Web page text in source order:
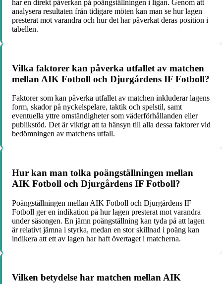
har en direkt påverkan på poängställningen i ligan. Genom att
analysera resultaten från tidigare möten kan man se hur lagen
presterat mot varandra och hur det har påverkat deras position i
tabellen.
Vilka faktorer kan påverka utfallet av matchen
mellan AIK Fotboll och Djurgårdens IF Fotboll?
Faktorer som kan påverka utfallet av matchen inkluderar lagens
form, skador på nyckelspelare, taktik och spelstil, samt
eventuella yttre omständigheter som väderförhållanden eller
publikstöd. Det är viktigt att ta hänsyn till alla dessa faktorer vid
bedömningen av matchens utfall.
Hur kan man tolka poängställningen mellan
AIK Fotboll och Djurgårdens IF Fotboll?
Poängställningen mellan AIK Fotboll och Djurgårdens IF
Fotboll ger en indikation på hur lagen presterat mot varandra
under säsongen. En jämn poängställning kan tyda på att lagen
är relativt jämna i styrka, medan en stor skillnad i poäng kan
indikera att ett av lagen har haft övertaget i matcherna.
Vilken betydelse har matchen mellan AIK